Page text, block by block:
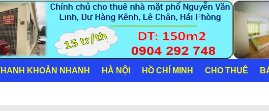
KHOẢN NHANH HÀ NỘI HỒ CHÍ MINH CHO THUÊ